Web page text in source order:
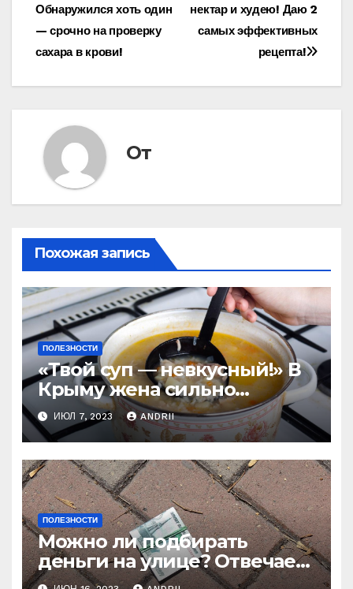
записям
нектар и худею! Даю 2
самых эффективных
рецепта!
Обнаружился хоть один
— срочно на проверку
сахара в крови!
От
Похожая запись
ПОЛЕЗНОСТИ
«Твой суп — невкусный!» В
Крыму жена сильно
наказала мужа за
нелестный отзыв о её
стряпне
ИЮЛ 7, 2023 ANDRII
ПОЛЕЗНОСТИ
Можно ли подбирать
деньги на улице? Отвечает
батюшка